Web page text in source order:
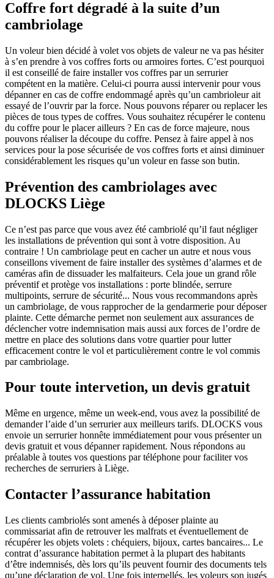
Coffre fort dégradé à la suite d’un
cambriolage
Un voleur bien décidé à volet vos objets de valeur ne va pas hésiter
à s’en prendre à vos coffres forts ou armoires fortes. C’est pourquoi
il est conseillé de faire installer vos coffres par un serrurier
compétent en la matière. Celui-ci pourra aussi intervenir pour vous
dépanner en cas de coffre endommagé après qu’un cambrioleur ait
essayé de l’ouvrir par la force. Nous pouvons réparer ou replacer les
pièces de tous types de coffres. Vous souhaitez récupérer le contenu
du coffre pour le placer ailleurs ? En cas de force majeure, nous
pouvons réaliser la découpe du coffre. Pensez à faire appel à nos
services pour la pose sécurisée de vos coffres forts et ainsi diminuer
considérablement les risques qu’un voleur en fasse son butin.
Prévention des cambriolages avec
DLOCKS Liège
Ce n’est pas parce que vous avez été cambriolé qu’il faut négliger
les installations de prévention qui sont à votre disposition. Au
contraire ! Un cambriolage peut en cacher un autre et nous vous
conseillons vivement de faire installer des systèmes d’alarmes et de
caméras afin de dissuader les malfaiteurs. Cela joue un grand rôle
préventif et protège vos installations : porte blindée, serrure
multipoints, serrure de sécurité... Nous vous recommandons après
un cambriolage, de vous rapprocher de la gendarmerie pour déposer
plainte. Cette démarche permet non seulement aux assurances de
déclencher votre indemnisation mais aussi aux forces de l’ordre de
mettre en place des solutions dans votre quartier pour lutter
efficacement contre le vol et particulièrement contre le vol commis
par cambriolage.
Pour toute intervetion, un devis gratuit
Même en urgence, même un week-end, vous avez la possibilité de
demander l’aide d’un serrurier aux meilleurs tarifs. DLOCKS vous
envoie un serrurier honnête immédiatement pour vous présenter un
devis gratuit et vous dépanner rapidement. Nous répondons au
préalable à toutes vos questions par téléphone pour faciliter vos
recherches de serruriers à Liège.
Contacter l’assurance habitation
Les clients cambriolés sont amenés à déposer plainte au
commissariat afin de retrouver les malfrats et éventuellement de
récupérer les objets volets : chéquiers, bijoux, cartes bancaires... Le
contrat d’assurance habitation permet à la plupart des habitants
d’être indemnisés, dès lors qu’ils peuvent fournir des documents tels
qu’une déclaration de vol. Une fois interpellés, les voleurs son jugés